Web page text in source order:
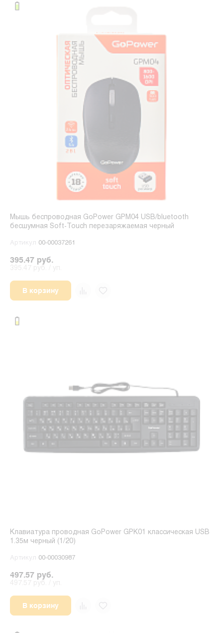
Мышь беспроводная GoPower GPM04 USB/bluetooth
бесшумная Soft-Touch перезаряжаемая черный
Артикул 00-00037261
395.47 руб.
В корзину
Клавиатура проводная GoPower GPK01 классическая USB
1.35м черный (1/20)
Артикул 00-00030987
497.57 руб.
В корзину